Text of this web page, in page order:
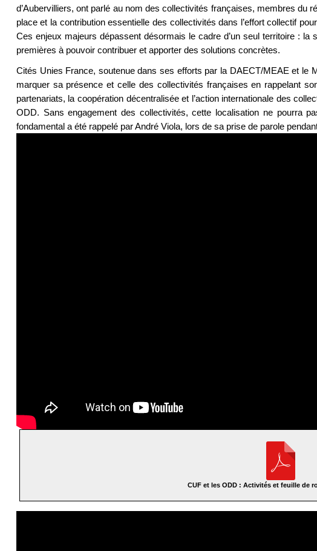
d’Aubervilliers, ont parlé au nom des collectivités françaises, membres du
place et la contribution essentielle des collectivités dans l’effort collectif
Ces enjeux majeurs dépassent désormais le cadre d’un seul territoire : la
premières à pouvoir contribuer et apporter des solutions concrètes.
Cités Unies France, soutenue dans ses efforts par la DAECT/MEAE et le
marquer sa présence et celle des collectivités françaises en rappelant
partenariats, la coopération décentralisée et l’action internationale des
ODD. Sans engagement des collectivités, cette localisation ne pourra
fondamental a été rappelé par André Viola, lors de sa prise de parole
CUF et les ODD : Activités et feuille de